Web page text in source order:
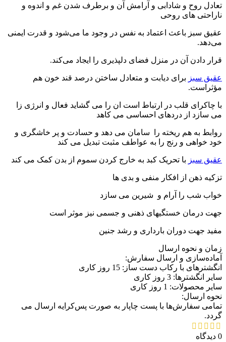
تعادل روح و شادابی و آرامش آن و برطرف شدن غم و اندوه و
ناراحتی های روحی
عقیق سبز باعث اعتماد به نفس در وجود ما می‌شود و قدرت ایمنی
می‌دهد.
قرار دادن آن در منزل فضای دلپذیری را ایجاد می‌کند.
عقیق سبز برای دیابت و متعادل ساختن درصد قند خون هم
مؤثراست.
با چاکرای قلب در ارتباط است ان را می گشاید فعال و انرژی زا
می سازد از دردهای احساسی می کاهد
روابط به هم ریخته را سامان می دهد و حسادت و پر خاشگری و
خود خواهی و رنج را به عواطف مثبت تبدیل می کند
عقیق سبز با تحریک کبد به خارج کردن سموم از بدن کمک می کند
تزکیه ذهن از افکار منفی و بدی ها
خواب شب را آرام و شیرین می سازد
جهت درمان خستگیهای ذهنی و جسمی نیز موثر است
مفید جهت دوران بارداری و رشد جنین
زمان و نحوه ارسال
آماده‌سازی و ارسال سفارش:
انگشترهای با رکاب دست ساز: 15 روز کاری
سایر انگشترها: 3 روز کاری
سایر محصولات: 1 روز کاری
نحوه ارسال:
تمامی سفارش‌ها با پست چاپار به صورت پس‌کرایه ارسال می
گردد.
0 دیدگاه